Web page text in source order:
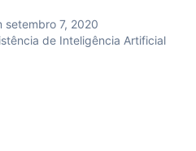
setembro 7, 2020
de Inteligência Artificial